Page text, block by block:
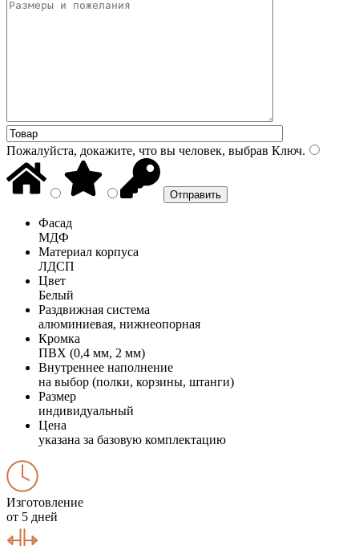
Пожалуйста, докажите, что вы человек, выбрав Ключ.
Фасад
МДФ
Материал корпуса
ЛДСП
Цвет
Белый
Раздвижная система
алюминиевая, нижнеопорная
Кромка
ПВХ (0,4 мм, 2 мм)
Внутреннее наполнение
на выбор (полки, корзины, штанги)
Размер
индивидуальный
Цена
указана за базовую комплектацию
Изготовление
от 5 дней